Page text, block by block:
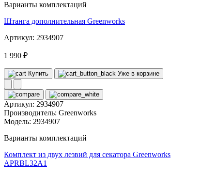
Варианты комплектаций
Штанга дополнительная Greenworks
Артикул: 2934907
1 990 ₽
Купить Уже в корзине
Артикул: 2934907
Производитель: Greenworks
Модель: 2934907
Варианты комплектаций
Комплект из двух лезвий для секатора Greenworks
APRBL32A1